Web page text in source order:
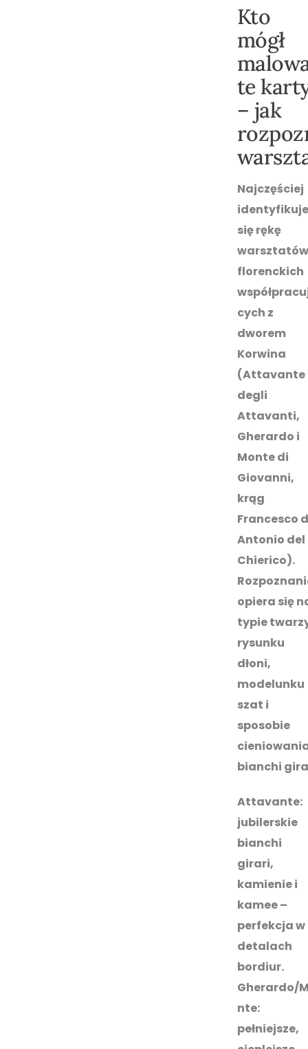
Kto
mógł
te
– jak
Najczęściej
identyfikuje
się rękę
warsztatów
florenckich
cych z
dworem
Korwina
(Attavante
degli
Attavanti,
Gherardo i
Monte di
Giovanni,
krąg
Francesco
Antonio del
Chierico).
opiera się
typie
rysunku
dłoni,
modelunku
szat i
sposobie
bianchi
Attavante:
jubilerskie
bianchi
girari,
kamienie i
kamee –
perfekcja w
detalach
bordiur.
Gherardo/
nte:
pełniejsze,